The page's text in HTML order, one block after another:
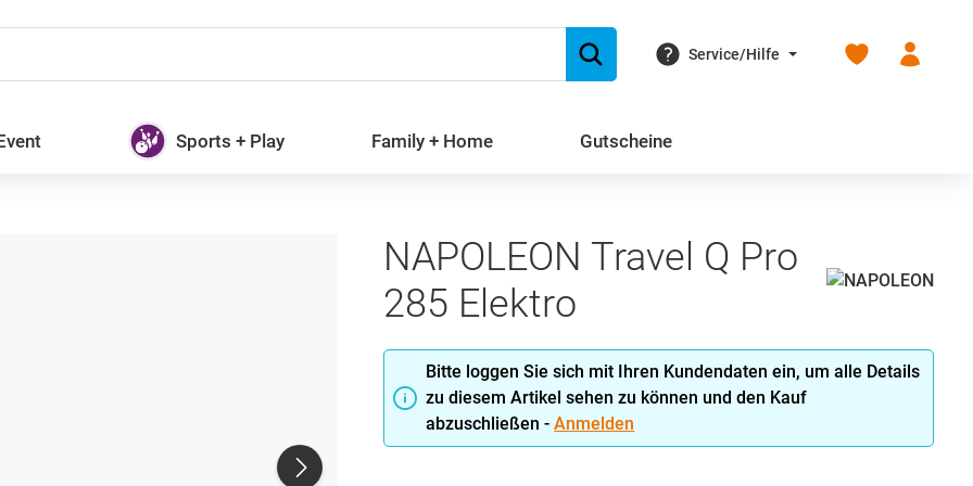
Service/Hilfe
Du hast 0
Sports + Play Family + Home Gutscheine
NAPOLEON Travel Q Pro
285 Elektro
Bitte loggen Sie sich mit Ihren Kundendaten ein, um alle Details
zu diesem Artikel sehen zu können und den Kauf
abzuschließen -Anmelden